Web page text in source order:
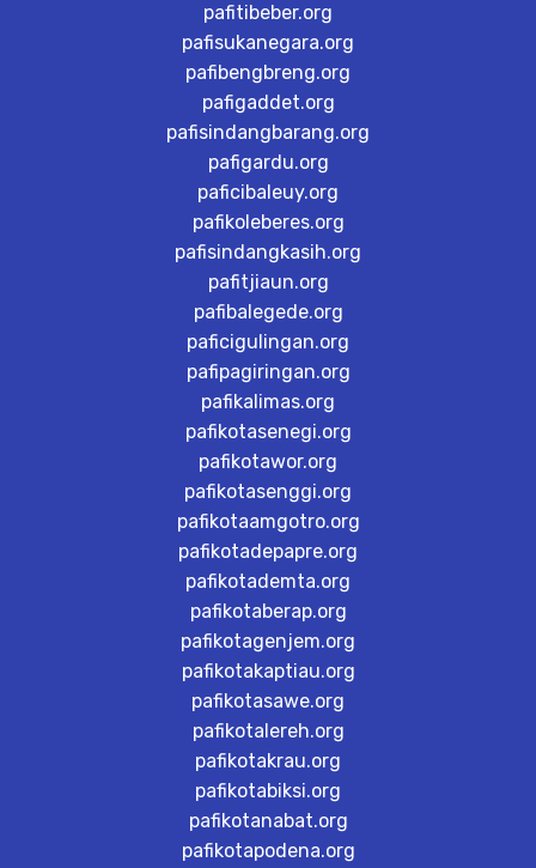
pafitibeber.org
pafisukanegara.org
pafibengbreng.org
pafigaddet.org
pafisindangbarang.org
pafigardu.org
paficibaleuy.org
pafikoleberes.org
pafisindangkasih.org
pafitjiaun.org
pafibalegede.org
paficigulingan.org
pafipagiringan.org
pafikalimas.org
pafikotasenegi.org
pafikotawor.org
pafikotasenggi.org
pafikotaamgotro.org
pafikotadepapre.org
pafikotademta.org
pafikotaberap.org
pafikotagenjem.org
pafikotakaptiau.org
pafikotasawe.org
pafikotalereh.org
pafikotakrau.org
pafikotabiksi.org
pafikotanabat.org
pafikotapodena.org